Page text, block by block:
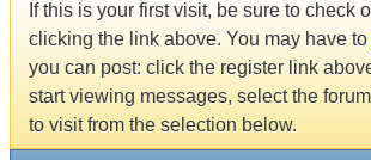
If this is your first visit, be sure to check
clicking the link above. You may have to
you can post: click the register link
start viewing messages, select the
to visit from the selection below.